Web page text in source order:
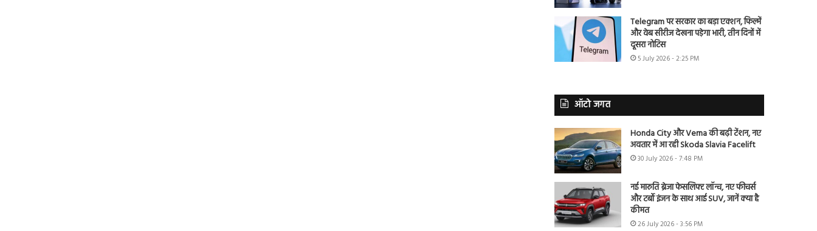
Telegram पर सरकार का बड़ा एक्शन, फिल्में
और वेब सीरीज देखना पड़ेगा भारी, तीन दिनों में
दूसरा नोटिस
5 July 2026 - 2:25 PM
ऑटो जगत
Honda City और Verna की बढ़ी टेंशन, नए
अवतार में आ रही Skoda Slavia Facelift
30 July 2026 - 7:48 PM
नई मारुति ब्रेजा फेसलिफ्ट लॉन्च, नए फीचर्स
और टर्बो इंजन के साथ आई SUV, जानें क्या है
कीमत
26 July 2026 - 3:56 PM